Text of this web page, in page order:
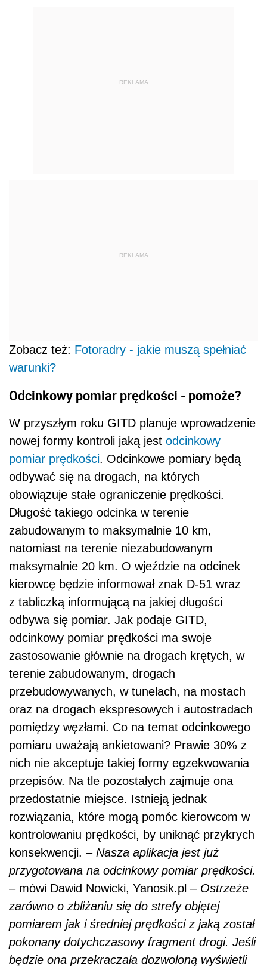
REKLAMA
REKLAMA
Zobacz też: Fotoradry - jakie muszą spełniać
warunki?
Odcinkowy pomiar prędkości - pomoże?
W przyszłym roku GITD planuje wprowadzenie
nowej formy kontroli jaką jest odcinkowy
pomiar prędkości. Odcinkowe pomiary będą
odbywać się na drogach, na których
obowiązuje stałe ograniczenie prędkości.
Długość takiego odcinka w terenie
zabudowanym to maksymalnie 10 km,
natomiast na terenie niezabudowanym
maksymalnie 20 km. O wjeździe na odcinek
kierowcę będzie informował znak D-51 wraz
z tabliczką informującą na jakiej długości
odbywa się pomiar. Jak podaje GITD,
odcinkowy pomiar prędkości ma swoje
zastosowanie głównie na drogach krętych, w
terenie zabudowanym, drogach
przebudowywanych, w tunelach, na mostach
oraz na drogach ekspresowych i autostradach
pomiędzy węzłami. Co na temat odcinkowego
pomiaru uważają ankietowani? Prawie 30% z
nich nie akceptuje takiej formy egzekwowania
przepisów. Na tle pozostałych zajmuje ona
przedostatnie miejsce. Istnieją jednak
rozwiązania, które mogą pomóc kierowcom w
kontrolowaniu prędkości, by uniknąć przykrych
konsekwencji. –Nasza aplikacja jest już
przygotowana na odcinkowy pomiar prędkości.
– mówi Dawid Nowicki, Yanosik.pl – Ostrzeże
zarówno o zbliżaniu się do strefy objętej
pomiarem jak i średniej prędkości z jaką został
pokonany dotychczasowy fragment drogi. Jeśli
będzie ona przekraczała dozwoloną wyświetli